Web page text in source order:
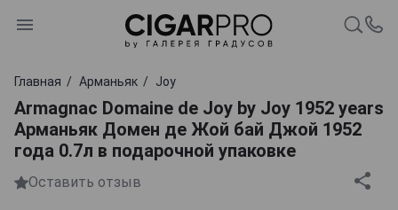
Главная Арманьяк Joy
Armagnac Domaine de Joy by Joy 1952 years
Арманьяк Домен де Жой бай Джой 1952
года 0.7л в подарочной упаковке
Оставить отзыв